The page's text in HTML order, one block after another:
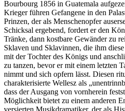
Bourbourg 1856 in Guatemala
Krieger führen Gefangene in den
Prinzen, der als Menschenopfer
Schicksal ergebend, fordert er den
Tränke, dann kostbare Gewänder zu
Sklaven und Sklavinnen, die ihm
mit der Tochter des Königs und
zu tanzen, bevor er mit einem letzten
nimmt und sich opfern lässt. Diesen
charakterisierte Wellesz als
dass der Ausgang von vornherein
Möglichkeit bietet zu einem anderen